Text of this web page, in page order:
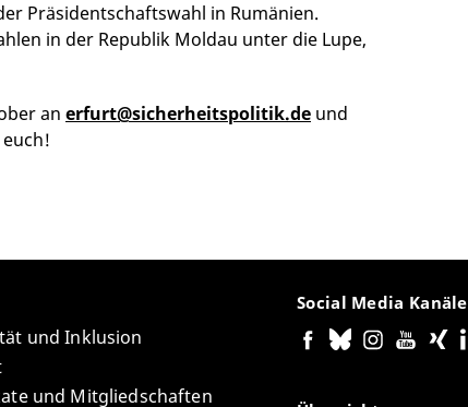
Präsidentschaftswahl in Rumänien.
in der Republik Moldau unter die Lupe,
an erfurt@sicherheitspolitik.de und
und Inklusion
und Mitgliedschaften
Social Media Kanäle